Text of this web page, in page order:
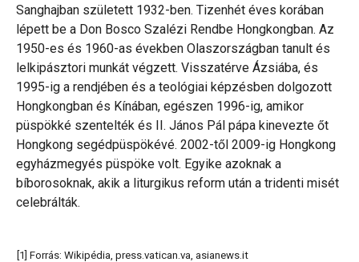
Sanghajban született 1932-ben. Tizenhét éves korában
lépett be a Don Bosco Szalézi Rendbe Hongkongban. Az
1950-es és 1960-as években Olaszországban tanult és
lelkipásztori munkát végzett. Visszatérve Ázsiába, és
1995-ig a rendjében és a teológiai képzésben dolgozott
Hongkongban és Kínában, egészen 1996-ig, amikor
püspökké szentelték és II. János Pál pápa kinevezte őt
Hongkong segédpüspökévé. 2002-től 2009-ig Hongkong
egyházmegyés püspöke volt. Egyike azoknak a
bíborosoknak, akik a liturgikus reform után a tridenti misét
celebrálták.
[1] Forrás: Wikipédia, press.vatican.va, asianews.it